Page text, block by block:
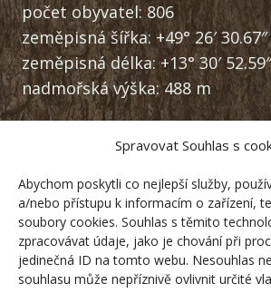
Spravovat Souhlas s
Abychom poskytli co nejlepší služby,
a/nebo přístupu k informacím o zařízení,
soubory cookies. Souhlas s těmito
zpracovávat údaje, jako je chování při
jedinečná ID na tomto webu. Nesouhlas
souhlasu může nepříznivě ovlivnit určité
počet obyvatel: 806
zeměpisná šířka: +49° 26′ 30.67″
zeměpisná délka: +13° 30′ 52.59″
nadmořská výška: 488 m
RSS
Dokumenty
Zásady zpracování osobních
Kontakty